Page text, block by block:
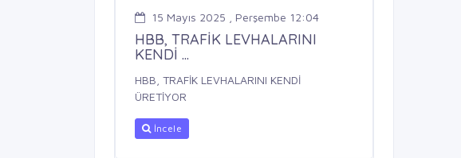
15 Mayıs 2025 , Perşembe 12:04
HBB, TRAFİK LEVHALARINI
KENDİ ...
HBB, TRAFİK LEVHALARINI KENDİ
ÜRETİYOR
İncele